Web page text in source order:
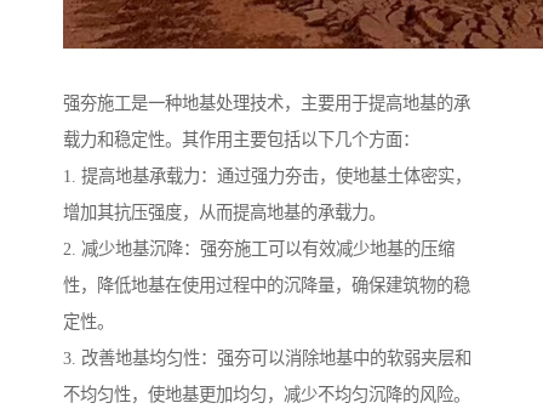
强夯施工是一种地基处理技术，主要用于提高地基的承
载力和稳定性。其作用主要包括以下几个方面：
1. 提高地基承载力：通过强力夯击，使地基土体密实，
增加其抗压强度，从而提高地基的承载力。
2. 减少地基沉降：强夯施工可以有效减少地基的压缩
性，降低地基在使用过程中的沉降量，确保建筑物的稳
定性。
3. 改善地基均匀性：强夯可以消除地基中的软弱夹层和
不均匀性，使地基更加均匀，减少不均匀沉降的风险。